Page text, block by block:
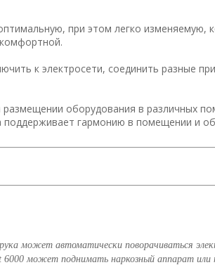
при этом легко изменяемую,
к электросети, соединить разные
оборудования в различных
гармонию в помещении и
может автоматически поворачиваться
может поднимать наркозный аппарат или